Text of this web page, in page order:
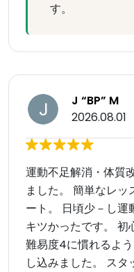
す。
J “BP” M
2026.08.01
運動不足解消・体質
ました。 簡単なレ
ート。 日頃少－し運
キツかったです。 初
難易度4に慣れるよ
し込みました。 ス